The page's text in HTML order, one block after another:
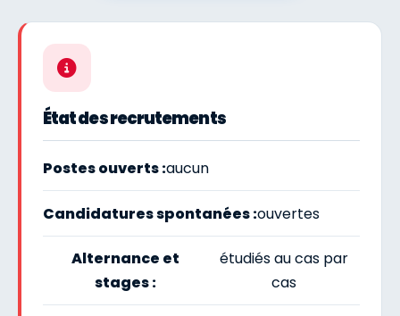
État des recrutements
Postes ouverts :aucun
Candidatures spontanées :ouvertes
Alternance et
stages :
étudiés au cas par
cas